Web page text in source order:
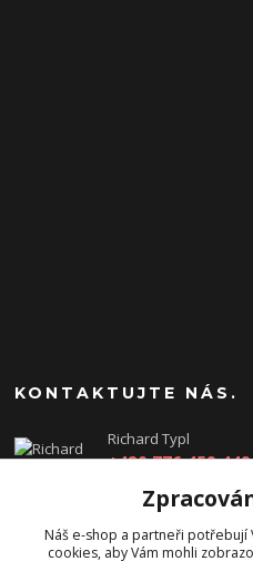
KONTAKTUJTE NÁS.
Richard Typl
+420 776 459 449
obchod@rtgames.cz
Náš e-shop a partneři potřebují
cookies, aby Vám mohli